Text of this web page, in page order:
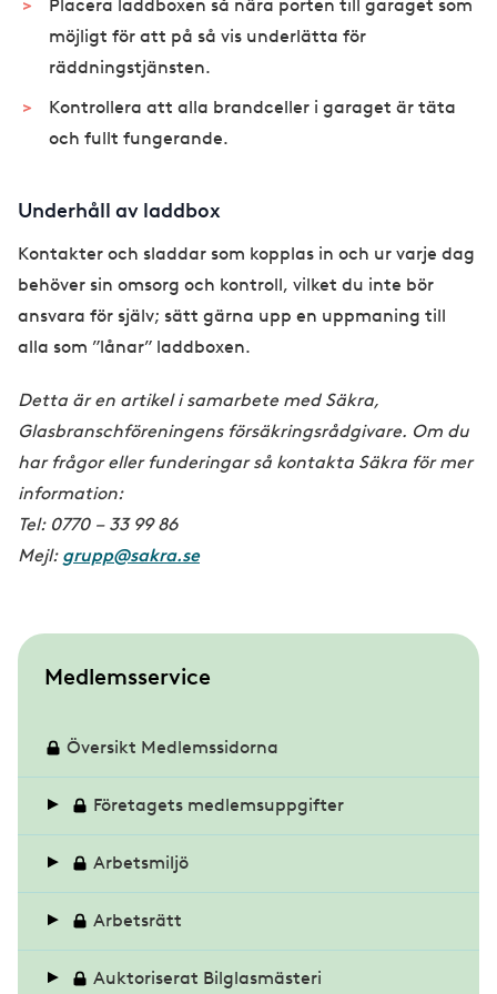
Placera laddboxen så nära porten till garaget som
möjligt för att på så vis underlätta för
räddningstjänsten.
Kontrollera att alla brandceller i garaget är täta
och fullt fungerande.
Underhåll av laddbox
Kontakter och sladdar som kopplas in och ur varje dag
behöver sin omsorg och kontroll, vilket du inte bör
ansvara för själv; sätt gärna upp en uppmaning till
alla som ”lånar” laddboxen.
Detta är en artikel i samarbete med Säkra,
Glasbranschföreningens försäkringsrådgivare. Om du
har frågor eller funderingar så kontakta Säkra för mer
information:
Tel: 0770 – 33 99 86
Mejl: grupp@sakra.se
m
n
Medlemsservice
Översikt Medlemssidorna
Företagets medlemsuppgifter
Era medlemsuppgifter
Omsättning och antal anställda
Uppge företagets tjänster och produkter
Arbetsmiljö
Anmäla olyckor
Medicinska kontroller
Arbetsrätt
Arbetsgivarguiden
Auktoriserat Bilglasmästeri